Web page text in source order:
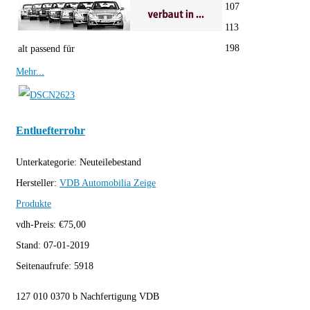
alt passend für
107
113
198
Mehr...
Entluefterrohr
Unterkategorie: Neuteilebestand
Hersteller: VDB Automobilia Zeige
Produkte
vdh-Preis: €75,00
Stand: 07-01-2019
Seitenaufrufe: 5918
127 010 0370 b Nachfertigung VDB